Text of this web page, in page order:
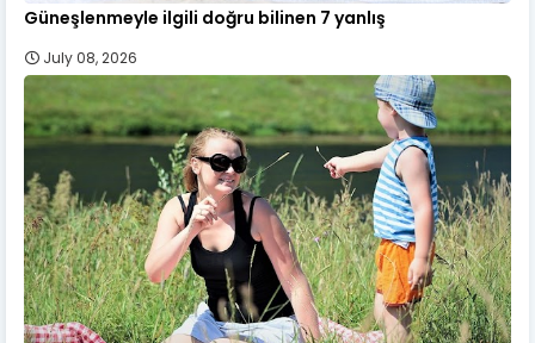
Güneşlenmeyle ilgili doğru bilinen 7 yanlış
July 08, 2026